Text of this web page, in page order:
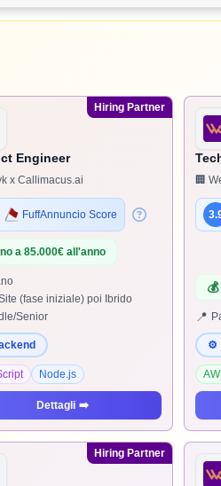
Hiring Partner
Engineer
x Callimacus.ai
FuffAnnuncio Score
a 85.000€ all'anno
(fase iniziale) poi Ibrido
Senior
Node.js
Dettagli ➡️
🏢
💰
📍
⚙️
Hiring Partner